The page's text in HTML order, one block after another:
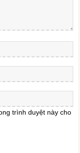
trình duyệt này cho